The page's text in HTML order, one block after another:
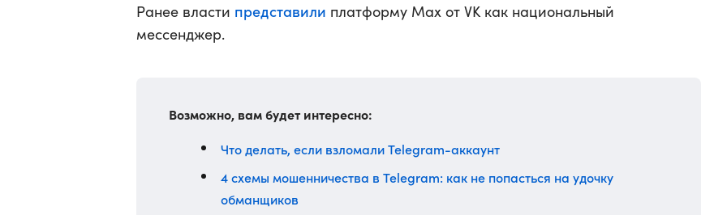
Ранее власти представили платформу Max от VK как национальный
мессенджер.
Возможно, вам будет интересно:
Что делать, если взломали Telegram-аккаунт
4 схемы мошенничества в Telegram: как не попасться на удочку
обманщиков